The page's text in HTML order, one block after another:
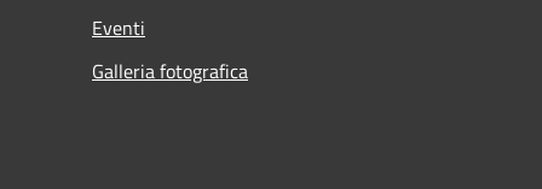
Eventi
Galleria fotografica